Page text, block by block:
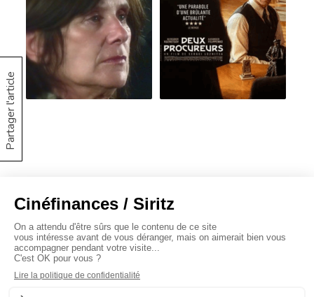
Partager l'article
À propos
Baromètres
Cinéscoop
Éditorial